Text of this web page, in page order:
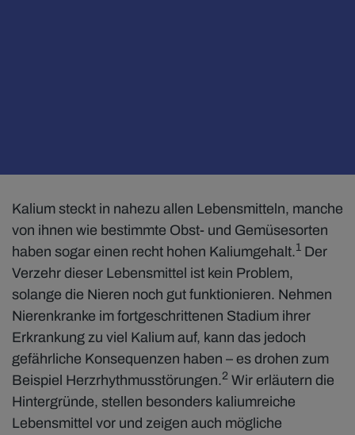
Kalium steckt in nahezu allen Lebensmitteln, manche
von ihnen wie bestimmte Obst- und Gemüsesorten
haben sogar einen recht hohen Kaliumgehalt.1 Der
Verzehr dieser Lebensmittel ist kein Problem,
solange die Nieren noch gut funktionieren. Nehmen
Nierenkranke im fortgeschrittenen Stadium ihrer
Erkrankung zu viel Kalium auf, kann das jedoch
gefährliche Konsequenzen haben – es drohen zum
Beispiel Herzrhythmusstörungen.2 Wir erläutern die
Hintergründe, stellen besonders kaliumreiche
Lebensmittel vor und zeigen auch mögliche